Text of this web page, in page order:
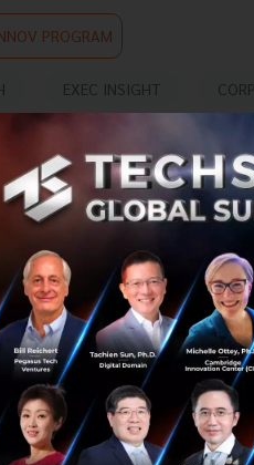
PROGRAM
EXEC INSIGHT
Primo ตั้ง Primo Insurance
ตลาดนายหน้าประกันบ้าน-คอนโ
Primo ตั้ง Primo Insurance Broker
หน้าประกันบ้าน-คอนโด-รถยนต์...
กรกฎาคม 22, 2021| By Techsauce Team
39
PR News Primo นายหน้าขายประกัน